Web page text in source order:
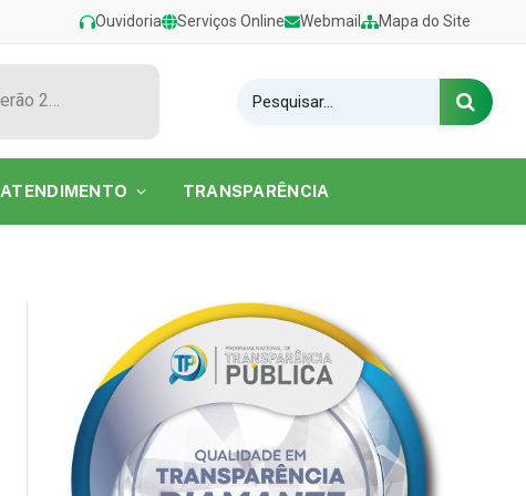
Ouvidoria Serviços Online Webmail Mapa do Site
Show de Tarcísio do Acordeon encerra o Festival de Verão 2026 na Praia do Caripi
ATENDIMENTO TRANSPARÊNCIA